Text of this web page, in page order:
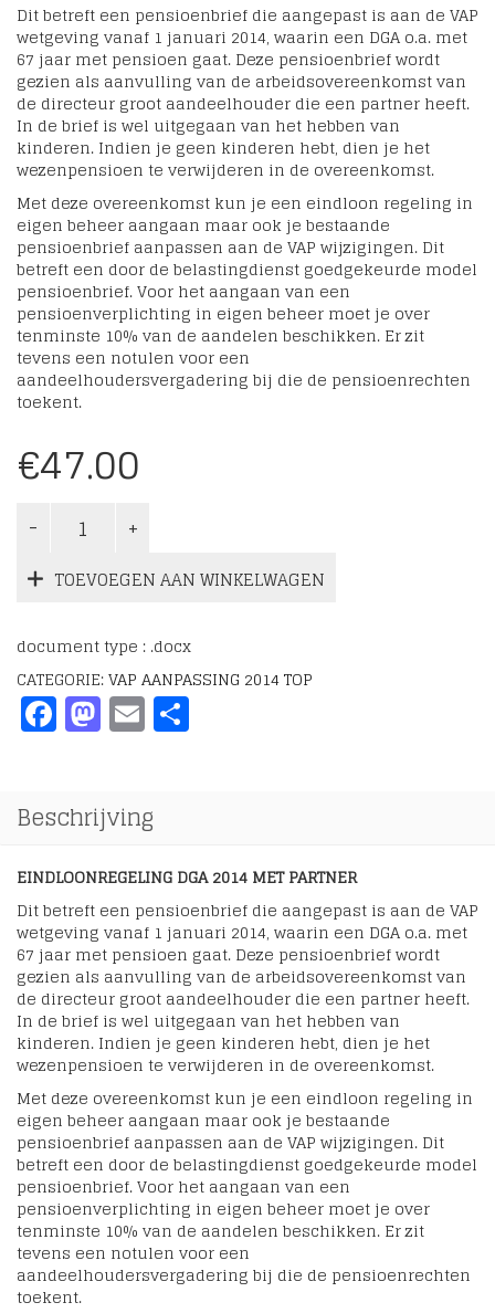
Dit betreft een pensioenbrief die aangepast is aan de VAP
wetgeving vanaf 1 januari 2014, waarin een DGA o.a. met
67 jaar met pensioen gaat. Deze pensioenbrief wordt
gezien als aanvulling van de arbeidsovereenkomst van
de directeur groot aandeelhouder die een partner heeft.
In de brief is wel uitgegaan van het hebben van
kinderen. Indien je geen kinderen hebt, dien je het
wezenpensioen te verwijderen in de overeenkomst.
Met deze overeenkomst kun je een eindloon regeling in
eigen beheer aangaan maar ook je bestaande
pensioenbrief aanpassen aan de VAP wijzigingen. Dit
betreft een door de belastingdienst goedgekeurde model
pensioenbrief. Voor het aangaan van een
pensioenverplichting in eigen beheer moet je over
tenminste 10% van de aandelen beschikken. Er zit
tevens een notulen voor een
aandeelhoudersvergadering bij die de pensioenrechten
toekent.
€47.00
TOEVOEGEN AAN WINKELWAGEN
document type : .docx
CATEGORIE:VAP AANPASSING 2014 TOP
Facebook
Mastodon
Email
Beschrijving
EINDLOONREGELING DGA 2014 MET PARTNER
Dit betreft een pensioenbrief die aangepast is aan de VAP
wetgeving vanaf 1 januari 2014, waarin een DGA o.a. met
67 jaar met pensioen gaat. Deze pensioenbrief wordt
gezien als aanvulling van de arbeidsovereenkomst van
de directeur groot aandeelhouder die een partner heeft.
In de brief is wel uitgegaan van het hebben van
kinderen. Indien je geen kinderen hebt, dien je het
wezenpensioen te verwijderen in de overeenkomst.
Met deze overeenkomst kun je een eindloon regeling in
eigen beheer aangaan maar ook je bestaande
pensioenbrief aanpassen aan de VAP wijzigingen. Dit
betreft een door de belastingdienst goedgekeurde model
pensioenbrief. Voor het aangaan van een
pensioenverplichting in eigen beheer moet je over
tenminste 10% van de aandelen beschikken. Er zit
tevens een notulen voor een
aandeelhoudersvergadering bij die de pensioenrechten
toekent.